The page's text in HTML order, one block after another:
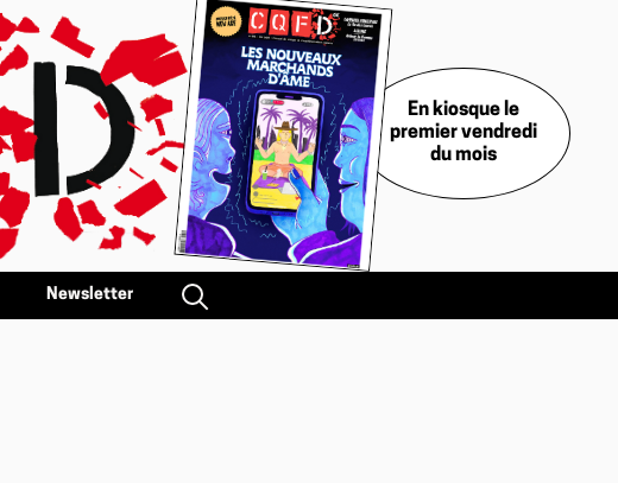
En kiosque le
premier vendredi
du mois
Newsletter